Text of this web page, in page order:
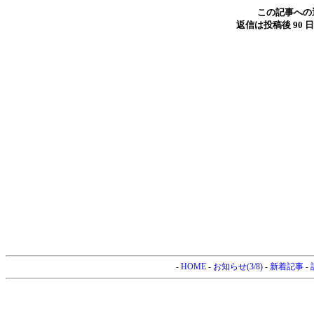
この記事へ
返信は投稿後 90
- HOME- お知らせ(3/8)- 新着記事-